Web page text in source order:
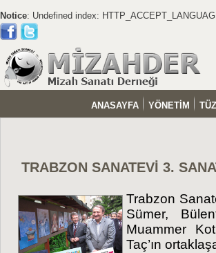
Notice: Undefined index:
ANASAYFA YÖNETİM
TRABZON SANATEVİ 3.
Trabzon
Sümer,
Muammer
Taç’ın